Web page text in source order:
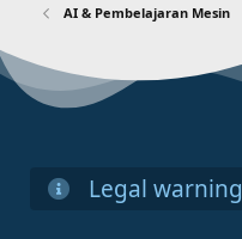
AI & Pembelajaran Mesin
Legal warning